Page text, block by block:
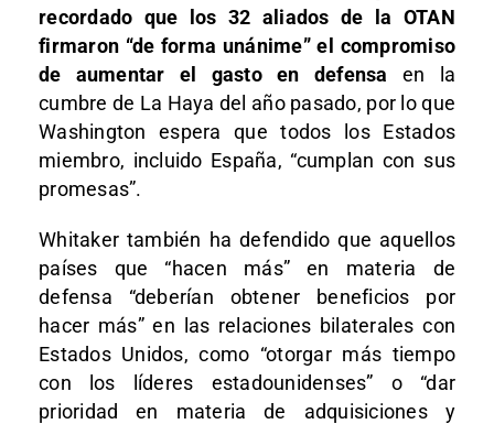
recordado que los 32 aliados de la OTAN
firmaron “de forma unánime” el compromiso
de aumentar el gasto en defensa en la
cumbre de La Haya del año pasado, por lo que
Washington espera que todos los Estados
miembro, incluido España, “cumplan con sus
promesas”.
Whitaker también ha defendido que aquellos
países que “hacen más” en materia de
defensa “deberían obtener beneficios por
hacer más” en las relaciones bilaterales con
Estados Unidos, como “otorgar más tiempo
con los líderes estadounidenses” o “dar
prioridad en materia de adquisiciones y